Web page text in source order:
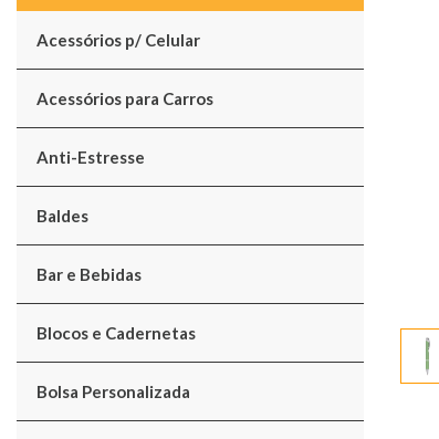
Acessórios p/ Celular
Acessórios para Carros
Anti-Estresse
Baldes
Bar e Bebidas
Blocos e Cadernetas
Bolsa Personalizada